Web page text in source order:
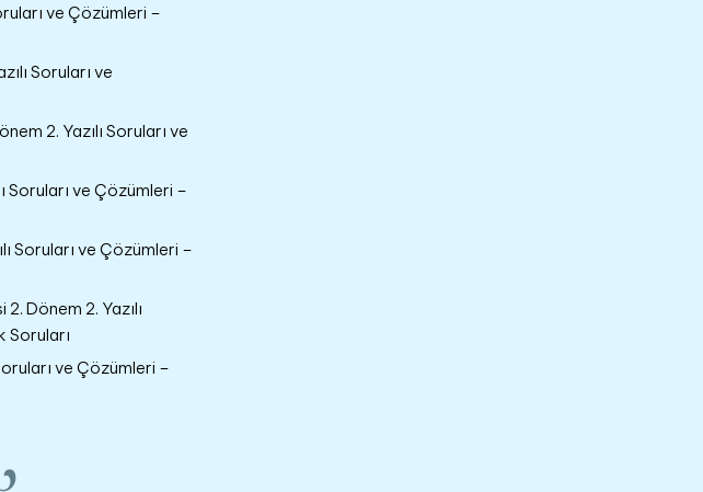
ve Çözümleri –
Soruları ve
2. Yazılı Soruları ve
Soruları ve Çözümleri –
Soruları ve Çözümleri –
2. Dönem 2. Yazılı
Soruları
ve Çözümleri –